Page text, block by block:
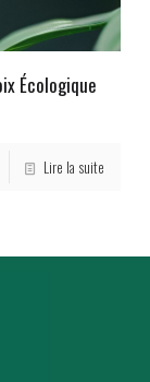
Écologique
Lire la suite